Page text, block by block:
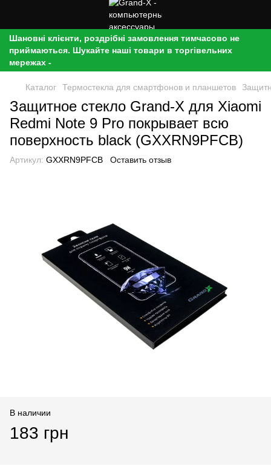
Шановні клієнти, роздрібні замовлення тимчасово не
приймаються. Шукайте наші товари в торгівельних
мережах -
Каталог Термостекла для смартфонов и планшетов
Защитное стекло Grand-X для Xiaomi
Redmi Note 9 Pro покрывает всю
поверхность black (GXXRN9PFCB)
Артикул: GXXRN9PFCB Оставить отзыв
В наличии
183 грн